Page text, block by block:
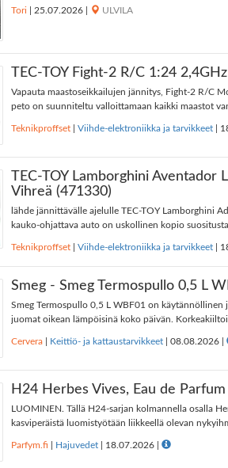
Tori 25.07.2026 ULVILA
TEC-TOY Fight-2 R/C 1:24
Vapauta maastoseikkailujen jännitys, Fight-2 R/C
peto on suunniteltu valloittamaan kaikki maastot
Teknikproffset Viihde-elektroniikka ja tarvikkeet
TEC-TOY Lamborghini Aventador
Vihreä (471330)
lähde jännittävälle ajelulle TEC-TOY Lamborghini
kauko-ohjattava auto on uskollinen kopio
Teknikproffset Viihde-elektroniikka ja tarvikkeet
Smeg - Smeg Termospullo 0,5 L
Smeg Termospullo 0,5 L WBF01 on
juomat oikean lämpöisinä koko päivän.
Cervera Keittiö- ja kattaustarvikkeet 08.08.2026
H24 Herbes Vives, Eau de Parfum
LUOMINEN. Tällä H24-sarjan kolmannella osalla
kasviperäistä luomistyötään liikkeellä olevan
Parfym.fi Hajuvedet 18.07.2026